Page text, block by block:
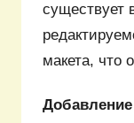
существует
макета, что